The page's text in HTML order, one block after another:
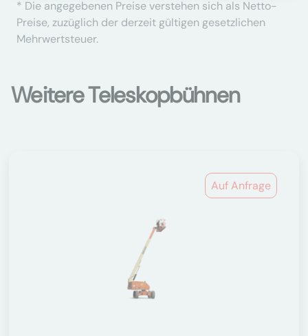
* Die angegebenen Preise verstehen sich als Netto-
Preise, zuzüglich der derzeit gültigen gesetzlichen
Mehrwertsteuer.
Weitere Teleskopbühnen
Auf Anfrage